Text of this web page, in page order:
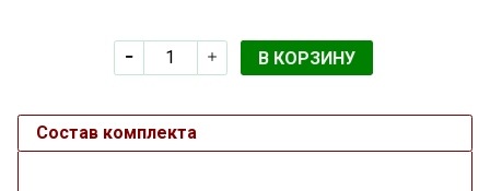
В КОРЗИНУ
Состав комплекта